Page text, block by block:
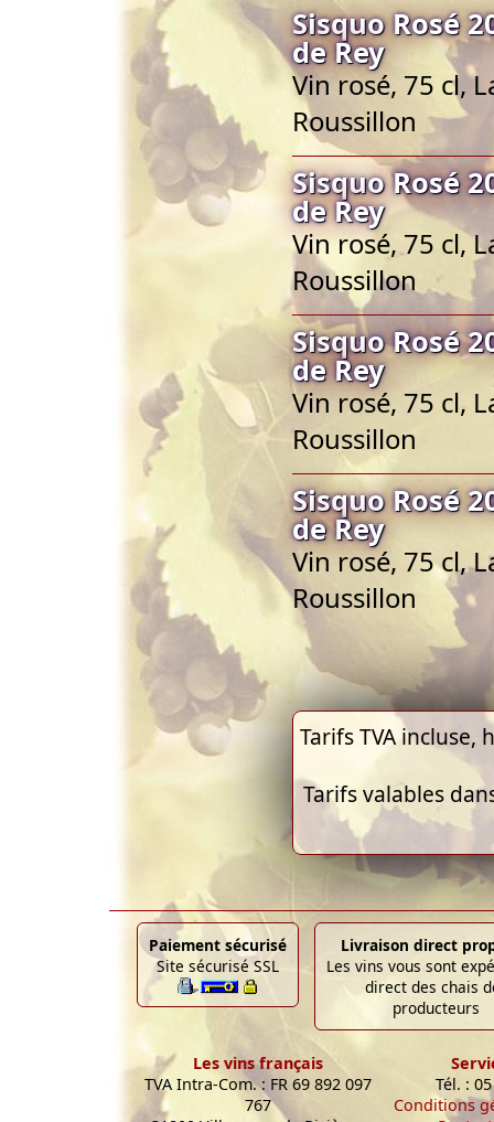
Sisquo Rosé
de Rey
Vin rosé, 75 cl,
Roussillon
Sisquo Rosé
de Rey
Vin rosé, 75 cl,
Roussillon
Sisquo Rosé
de Rey
Vin rosé, 75 cl,
Roussillon
Sisquo Rosé
de Rey
Vin rosé, 75 cl,
Roussillon
Tarifs TVA
Tarifs valables
Paiement sécurisé
Site sécurisé SSL
Livraison direct
Les vins vous sont
direct des chais
producteurs
Les vins français
TVA Intra-Com. : FR 69 892 097
767
Tél. :
Conditions